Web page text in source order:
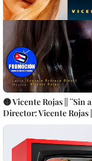
🟡 Vicente Rojas || ¨Sin
Director: Vicente Rojas
CUBA